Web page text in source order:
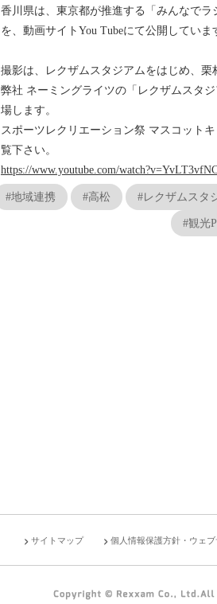
香川県は、東京都が推進する「みんなでラ
を、動画サイトYou Tubeにて公開していま
撮影は、レクザムスタジアムをはじめ、栗
弊社 ネーミングライツの「レクザムスタ
場します。
スポーツレクリエーション祭 マスコット
覧下さい。
https://www.youtube.com/
#地域連携 #高松 #レクザムスタ
#観光
サイトマップ 個人情報保護方針・ウェ